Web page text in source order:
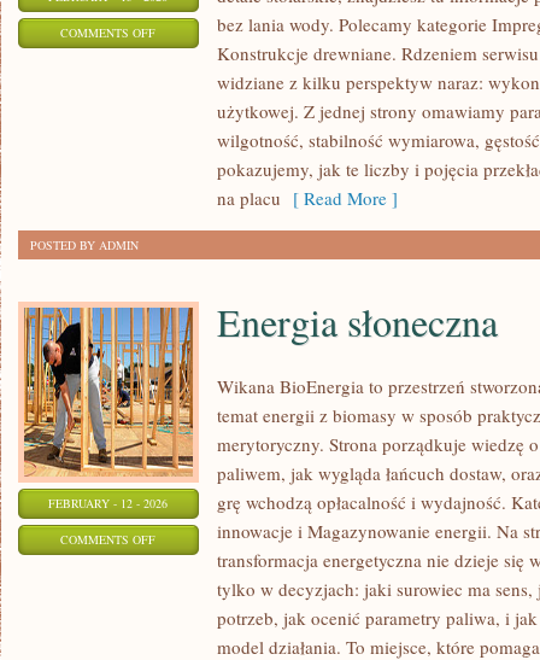
COMMENTS OFFON
INSTRUKCJE
bez lania wody. Polecamy kategorie
Konstrukcje drewniane. Rdzeniem
widziane z kilku perspektyw naraz:
użytkowej. Z jednej strony omawiamy
wilgotność, stabilność wymiarowa,
pokazujemy, jak te liczby i pojęcia
na placu [ Read More ]
POSTED BY ADMIN
FEBRUARY - 12 - 2026
COMMENTS OFFON
SŁONECZNA
Energia słoneczna
Wikana BioEnergia to przestrzeń
temat energii z biomasy w sposób
merytoryczny. Strona porządkuje wiedzę
paliwem, jak wygląda łańcuch dostaw,
grę wchodzą opłacalność i wydajność.
innowacje i Magazynowanie energii. Na
transformacja energetyczna nie dzieje się
tylko w decyzjach: jaki surowiec ma sens,
potrzeb, jak ocenić parametry paliwa, i
model działania. To miejsce, które